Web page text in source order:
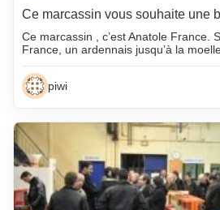
Ce marcassin vous souhaite une
Ce marcassin , c’est Anatole France.
France, un ardennais jusqu’à la
piwi